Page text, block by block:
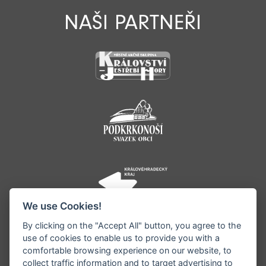
NAŠI PARTNEŘI
We use Cookies!
By clicking on the "Accept All" button, you agree to the
use of cookies to enable us to provide you with a
comfortable browsing experience on our website, to
collect traffic information and to target advertising to